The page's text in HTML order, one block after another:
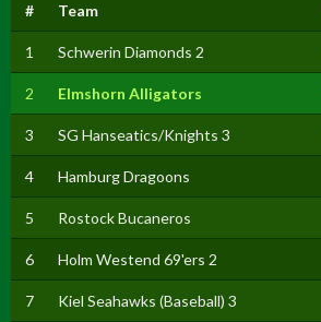
# Team
1 Schwerin Diamonds 2
2 Elmshorn Alligators
3 SG Hanseatics/Knights 3
4 Hamburg Dragoons
5 Rostock Bucaneros
6 Holm Westend 69'ers 2
7 Kiel Seahawks (Baseball) 3